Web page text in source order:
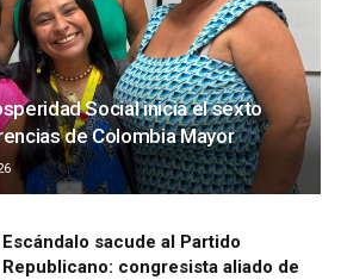
Social inicia el sexto
de Colombia Mayor
Escándalo sacude al Partido
Republicano: congresista aliado de